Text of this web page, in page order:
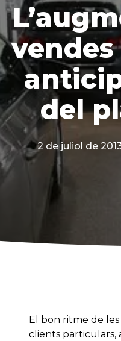
del
2 de juliol de
El bon ritme de les
clients particulars,